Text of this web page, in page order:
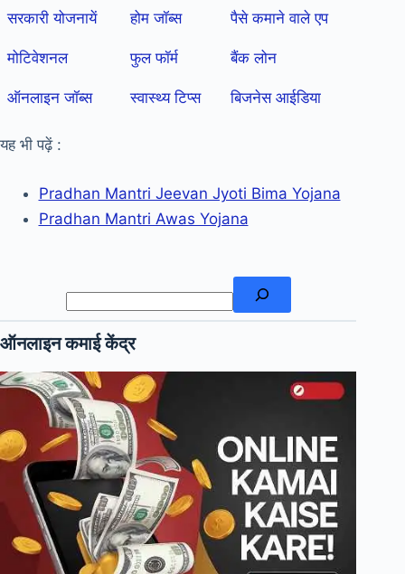
सरकारी योजनायें होम जॉब्स पैसे कमाने वाले एप
मोटिवेशनल फुल फॉर्म बैंक लोन
ऑनलाइन जॉब्स स्वास्थ्य टिप्स बिजनेस आईडिया
यह भी पढ़ें :
Pradhan Mantri Jeevan Jyoti Bima Yojana
Pradhan Mantri Awas Yojana
ऑनलाइन कमाई केंद्र